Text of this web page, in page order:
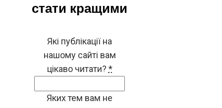
стати кращими
Які публікації на
нашому сайті вам
цікаво читати? *
Яких тем вам не